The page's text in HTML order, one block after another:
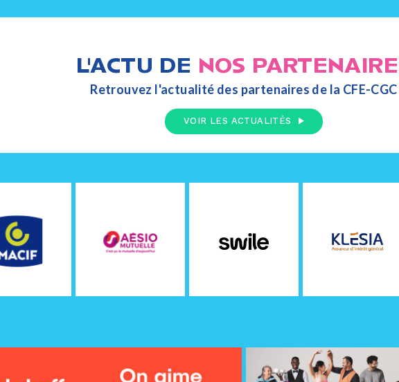
L'ACTU DE NOS
Retrouvez l'actualité des partenaires de la CFE-CGC
VOIR LES ACTUALITÉS